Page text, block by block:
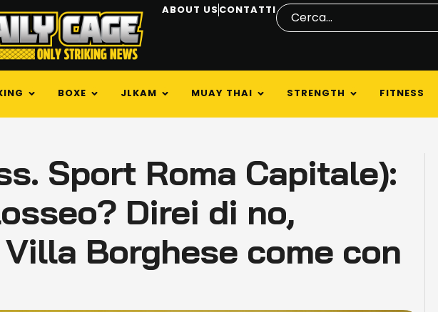
ABOUT US CONTATTI
BOXE JLKAM MUAY THAI STRENGTH FITNESS
Sport Roma Capitale):
Direi di no,
Borghese come con